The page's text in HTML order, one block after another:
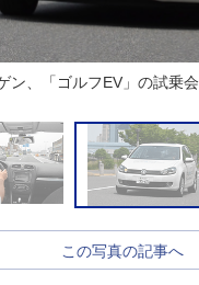
ン、「ゴルフEV」の試乗
この写真の記事へ